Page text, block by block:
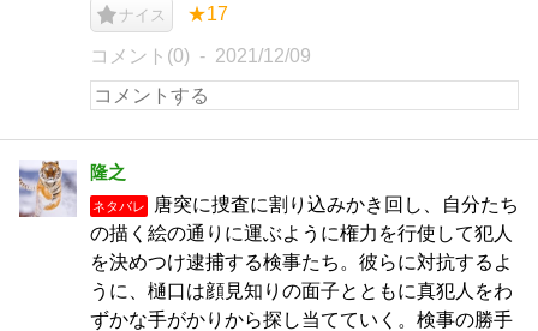
ナイス ★17
コメント(0) 2021/12/09
隆之
ネタバレ
唐突に捜査に割り込みかき回し、自分たち
の描く絵の通りに運ぶように権力を行使して犯人
を決めつけ逮捕する検事たち。彼らに対抗するよ
うに、樋口は顔見知りの面子とともに真犯人をわ
ずかな手がかりから探し当てていく。検事の勝手